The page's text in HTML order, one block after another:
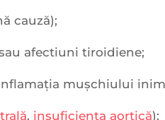
cauză);
afectiuni tiroidiene;
mușchiului
, insuficiența aortică);